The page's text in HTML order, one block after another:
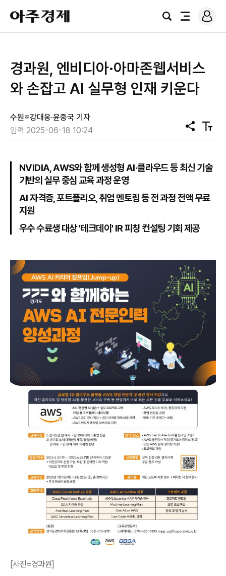
아
주
경
검
전
로
그
경과원, 엔비디아·아마존웹서비스
와 손잡고 AI 실무형 인재 키운다
수원=강대웅·윤중국 기자
입력 2025-06-18 10:24
공
유
텍
스
기
NVIDIA, AWS와 함께 생성형 AI·클라우드 등 최신 기술
기반의 실무 중심 교육 과정 운영
AI 자격증, 포트폴리오, 취업 멘토링 등 전 과정 전액 무료
지원
우수 수료생 대상 '테크데이' IR 피칭 컨설팅 기회 제공
[사진=경과원]